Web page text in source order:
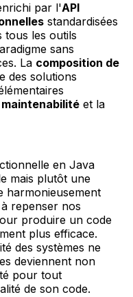
par l'API
standardisées
tous les outils
sans
La composition de
des solutions
maintenabilité et la
en Java
mais plutôt une
harmonieusement
repenser nos
produire un code
plus efficace.
des systèmes ne
deviennent non
pour tout
de son code.